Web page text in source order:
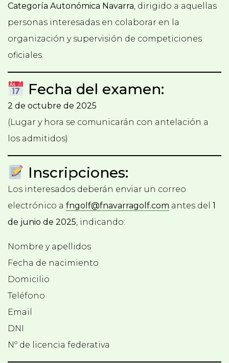
Categoría Autonómica Navarra , dirigido a aquellas
personas interesadas en colaborar en la
organización y supervisión de competiciones
oficiales.
Fecha del examen:
2 de octubre de 2025
(Lugar y hora se comunicarán con antelación a
los admitidos)
Inscripciones:
Los interesados deberán enviar un correo
electrónico a fngolf@fnavarragolf.com antes del 1
de junio de 2025 , indicando:
Nombre y apellidos
Fecha de nacimiento
Domicilio
Teléfono
Email
DNI
Nº de licencia federativa